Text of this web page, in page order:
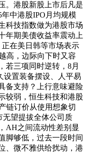
。港股新股上市后凡是
中港股IPO月均规模
科技指数做为港股市场
年期美债收益率震动上
在美日韩等市场表示
高，边际向下时又容
若三项同时逆转，8月
设置装备摆设、人平易
备支持？上行意味避险
较弱，恒生科技和港股
链订价从使用想象切
无望提拔全体公司质
AH之间流动性差别显
脚够低，过去一段时间
、微不雅供给扰动，港